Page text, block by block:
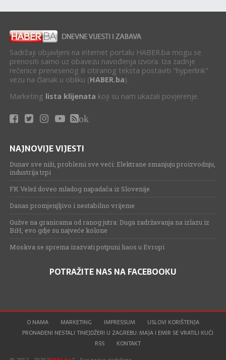
Sadržaji objavljeni na internet portalu HABER.ba mogu se
prenositi samo uz obavezu navođenja izvora. Iza zadnje
rečenice prenesenog ili citiranog teksta postaviti "hyperlink"
vezu na članak u obliku (HABER.ba).
Marketing lista klijenata koji su nam ukazali povjerenje.
ok
NAJNOVIJE VIJESTI
Dunav sve niži, problemi sve veći: Elektrane smanjuju proizvodnju,
industrija trpi
FK Velež doveo mladog napadača iz Slovenije
Danas promjenjljivo i nestabilno vrijeme
Gužve na granicama od ranog jutra: Duga zadržavanja na izlazu iz
BiH, evo gdje su najveće kolone
Moskva se sprema izazvati potpuni haos u Evropi
POTRAŽITE NAS NA FACEBOOKU
O NAMA MARKETING IMPRESSUM
USLOVI KORIŠTENJA
PRONAĐENI NESTALI TINEJDŽERI U ZAGREBU: MAJA I EMIR SE VRATILI KUĆI
RSS
KONTAKT